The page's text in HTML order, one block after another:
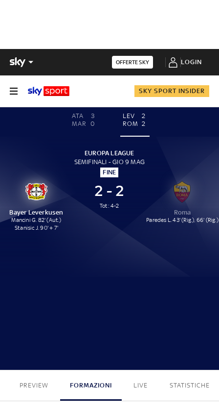
OFFERTE SKY LOGIN
SKY SPORT INSIDER
ATA
3
MAR
0
LEV
2
ROM 2
EUROPA LEAGUE
SEMIFINALI - GIO 9 MAG
FINE
Bayer Leverkusen
Mancini G. 82' (Aut.)
Stanisic J. 90' + 7'
2 - 2
Tot: 4-2
Roma
Paredes L. 43' (Rig.), 66' (Rig.)
PREVIEW FORMAZIONI LIVE STATISTICHE